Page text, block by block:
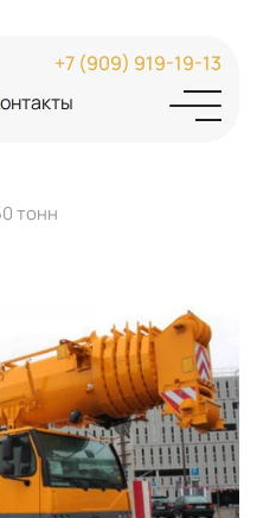
+7 (909) 919-19-13
тонн